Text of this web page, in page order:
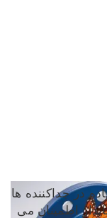
در جداکننده ها
اطمینان می